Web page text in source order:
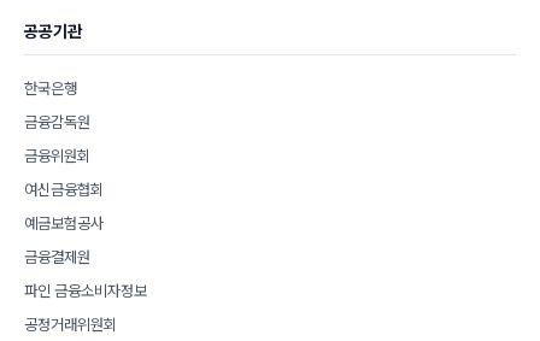
공공기관
한국은행
금융감독원
금융위원회
여신금융협회
예금보험공사
금융결제원
파인 금융소비자정보
공정거래위원회